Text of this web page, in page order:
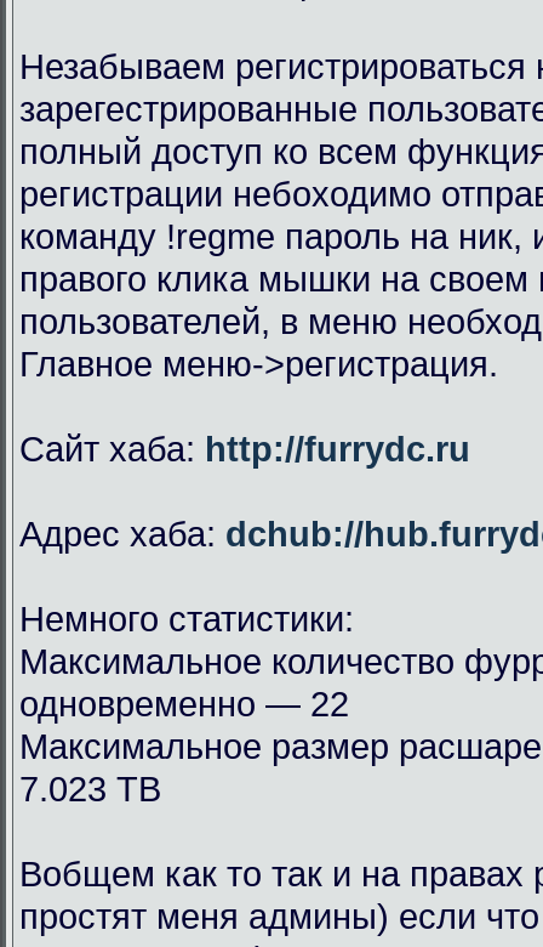
Незабываем регистрироваться
зарегестрированные
полный доступ ко всем
регистрации небоходимо
команду !regme пароль на
правого клика мышки на своем
пользователей, в меню
Главное меню->регистрация.
Сайт хаба: http://furrydc.ru
Адрес хаба: dchub://
Немного статистики:
Максимальное количество
одновременно — 22
Максимальное размер
7.023 TB
Вобщем как то так и на
простят меня админы) если